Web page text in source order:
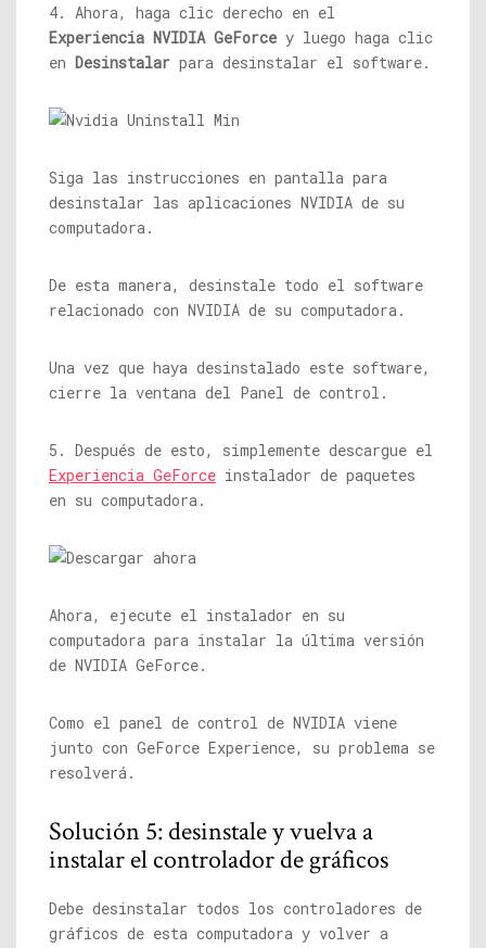
4. Ahora, haga clic derecho en el
Experiencia NVIDIA GeForce y luego haga clic
en Desinstalar para desinstalar el software.
Siga las instrucciones en pantalla para
desinstalar las aplicaciones NVIDIA de su
computadora.
De esta manera, desinstale todo el software
relacionado con NVIDIA de su computadora.
Una vez que haya desinstalado este software,
cierre la ventana del Panel de control.
5. Después de esto, simplemente descargue el
Experiencia GeForce instalador de paquetes
en su computadora.
Ahora, ejecute el instalador en su
computadora para instalar la última versión
de NVIDIA GeForce.
Como el panel de control de NVIDIA viene
junto con GeForce Experience, su problema se
resolverá.
Solución 5: desinstale y vuelva a
instalar el controlador de gráficos
Debe desinstalar todos los controladores de
gráficos de esta computadora y volver a